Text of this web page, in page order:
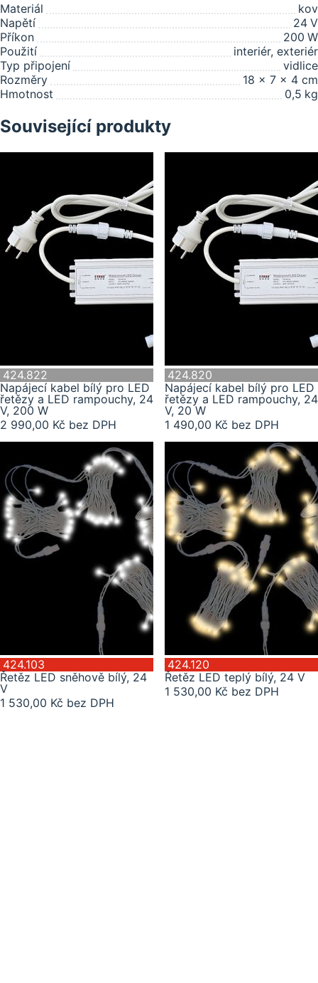
Materiál
kov
Napětí
24 V
Příkon
200 W
Použití
interiér, exteriér
Typ připojení
vidlice
Rozměry
18 x 7 x 4 cm
Hmotnost
0,5 kg
Související produkty
424.822
Napájecí kabel bílý pro LED
řetězy a LED rampouchy, 24
V, 200 W
2 990,00 Kč bez DPH
424.820
Napájecí kabel bílý pro LED
řetězy a LED rampouchy, 24
V, 20 W
1 490,00 Kč bez DPH
424.103
Řetěz LED sněhově bílý, 24
V
1 530,00 Kč bez DPH
424.120
Řetěz LED teplý bílý, 24 V
1 530,00 Kč bez DPH